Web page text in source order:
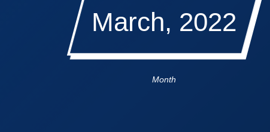
March, 2022
Month